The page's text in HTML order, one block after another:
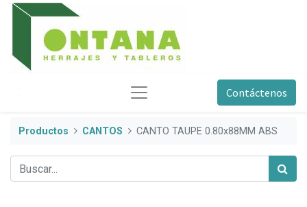
Contáctenos
Productos CANTOS CANTO TAUPE 0.80x88MM ABS